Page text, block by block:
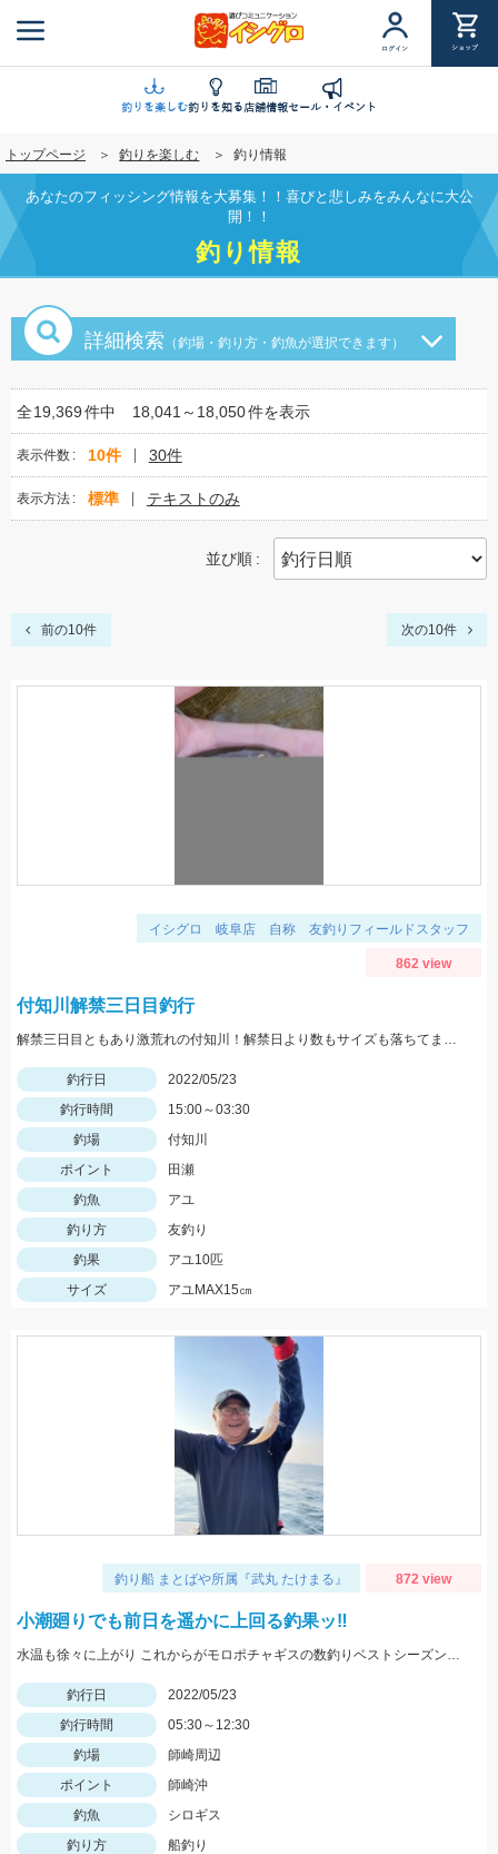
ン
に
移
動
ログイン ショップ
釣りを楽しむ釣りを知る店舗情報セール・イベント
トップページ 釣りを楽しむ 釣り情報
あなたのフィッシング情報を大募集！！喜びと悲しみをみんなに大公
開！！
釣り情報
詳細検索 （釣場・釣り方・釣魚が選択できます）
全19,369件中 18,041～18,050件を表示
表示件数 10件 30件
表示方法 標準 テキストのみ
並び順
前の10件 次の10件
イシグロ 岐阜店 自称 友釣りフィールドスタッフ
862 view
付知川解禁三日目釣行
解禁三日目ともあり激荒れの付知川！解禁日より数もサイズも落ちてますが丁寧に探れば釣れます。四日目も頑張ります！
釣行日
2022/05/23
釣行時間
15:00～03:30
釣場
付知川
ポイント
田瀬
釣魚
アユ
釣り方
友釣り
釣果
アユ10匹
サイズ
アユMAX15㎝
釣り船 まとばや所属『武丸 たけまる』 872 view
小潮廻りでも前日を遥かに上回る釣果ッ‼︎
水温も徐々に上がり これからがモロポチャギスの数釣りベストシーズンインですよッ(・∀・)b
釣行日
2022/05/23
釣行時間
05:30～12:30
釣場
師崎周辺
ポイント
師崎沖
釣魚
シロギス
釣り方
船釣り